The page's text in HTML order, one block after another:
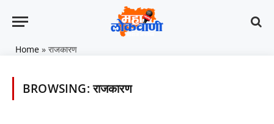
Home » राजकारण
BROWSING:राजकारण